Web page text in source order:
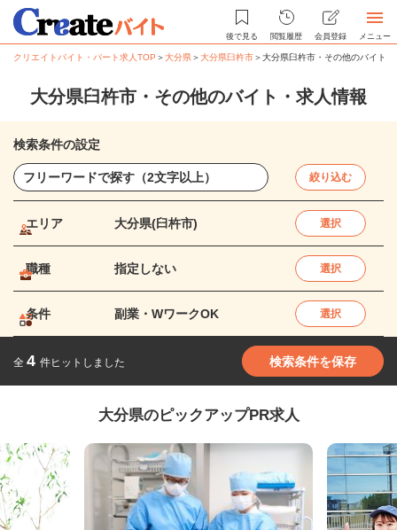
後で見る 閲覧履歴 会員登録 メニュー
クリエイトバイト・パート求人TOP ＞大分県＞大分県臼杵市＞大分県臼杵市・その他のバイト
大分県臼杵市・その他のバイト・求人情報
検索条件の設定
絞り込む
エリア 大分県(臼杵市) 選択
職種 指定しない 選択
条件 副業・WワークOK 選択
全 4 件ヒットしました 検索条件を保存
大分県のピックアップPR求人